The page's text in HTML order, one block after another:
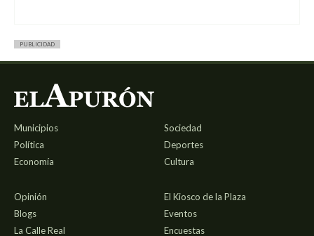
PUBLICIDAD
Municipios
Política
Economía
Sociedad
Deportes
Cultura
Opinión
Blogs
La Calle Real
El Kiosco de la Plaza
Eventos
Encuestas